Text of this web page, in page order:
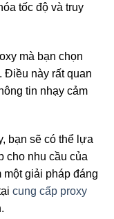
tốc độ và truy
mà bạn chọn
Điều này rất quan
tin nhạy cảm
bạn sẽ có thể lựa
cho nhu cầu của
giải pháp đáng
cung cấp proxy